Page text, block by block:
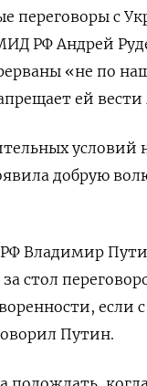
переговоры с
РФ Андрей
«не по
ей
условий
добрую
Владимир
стол
если
Путин.